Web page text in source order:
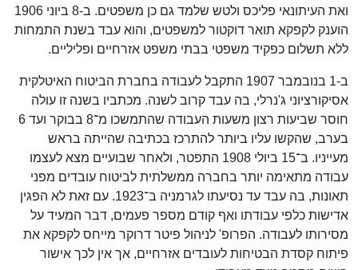
ואת העיתונאי פליכס ולטש שלמד גם כן משפטים. ב-8 ביוני 1906
הוענק לקפקא תואר דוקטור למשפטים, והוא עבד בשנת התמחות
ללא תשלום כפקיד משפטי בבתי משפט אזרחיים ופליליים.
ב-1 בנובמבר 1907 התקבל לעבודה בחברת הביטוח האיטלקית
אסיקורציוני ג'נרלי, בה עבד קרוב לשנה. מכתביו בשנה זו עולה
חוסר שביעות רצון משעות העבודה שהתמשכו מ־8 בבוקר ועד 6
בערב, שהקשו עליו ביותר להתרכז בכתיבה שהייתה בראש
מעייניו. ב־15 ביולי 1908 התפטר, ולאחר שבועיים מצא לעצמו
עבודה מתאימה יותר בחברה ממשלתית לביטוח עובדים מפני
תאונות, בה עבד עד נסיעתו לגרמניה ב־1923. עם זאת לא הפגין
אדישות כלפי עבודתו ואף קודם מספר פעמים, דבר המעיד על
מסירותו לעבודה. הפרופ' לניהול פיטר דרוקר מייחס לקפקא את
פיתוח קסדת הבטיחות לעובדים אזרחיים, אך אין לכך אישור